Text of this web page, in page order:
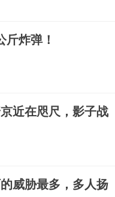
斤炸弹！
近在咫尺，影子战
威胁最多，多人扬